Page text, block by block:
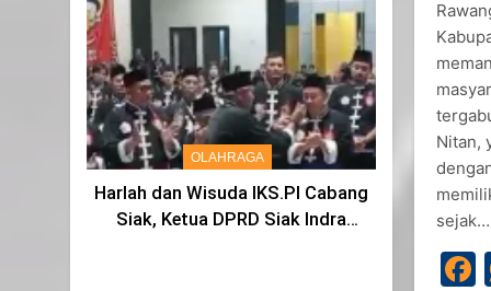
OLAHRAGA
Harlah dan Wisuda IKS.PI Cabang
Siak, Ketua DPRD Siak Indra
Nitan,
sejak…